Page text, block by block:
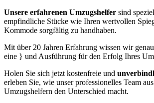
Unsere erfahrenen Umzugshelfer sind
empfindliche Stücke wie Ihren wertvollen
Kommode sorgfältig zu handhaben.
Mit über 20 Jahren Erfahrung wissen wir
eine } und Ausführung für den Erfolg Ihres
Holen Sie sich jetzt kostenfreie und
erleben Sie, wie unser professionelles Team
Umzugshelfern den Unterschied macht.